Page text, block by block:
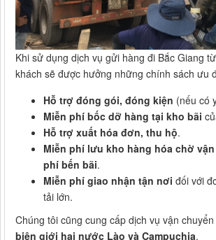
Khi sử dụng dịch vụ gửi hàng đi Bắc Giang
khách sẽ được hưởng những chính sách ưu
Hỗ trợ đóng gói, đóng kiện (nếu có
Miễn phí bốc dỡ hàng tại kho bãi
Hỗ trợ xuất hóa đơn, thu hộ.
Miễn phí lưu kho hàng hóa chờ
phí bến bãi.
Miễn phí giao nhận tận nơi đối với
tải lớn.
Chúng tôi cũng cung cấp dịch vụ vận
biên giới hai nước Lào và Campuchia.